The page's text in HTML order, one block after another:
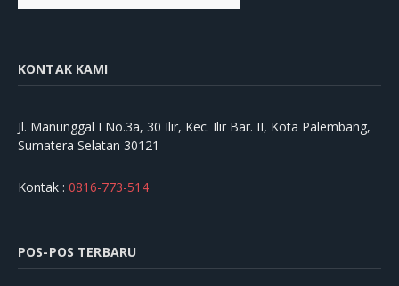
KONTAK KAMI
Jl. Manunggal I No.3a, 30 Ilir, Kec. Ilir Bar. II, Kota Palembang,
Sumatera Selatan 30121
Kontak : 0816-773-514
POS-POS TERBARU